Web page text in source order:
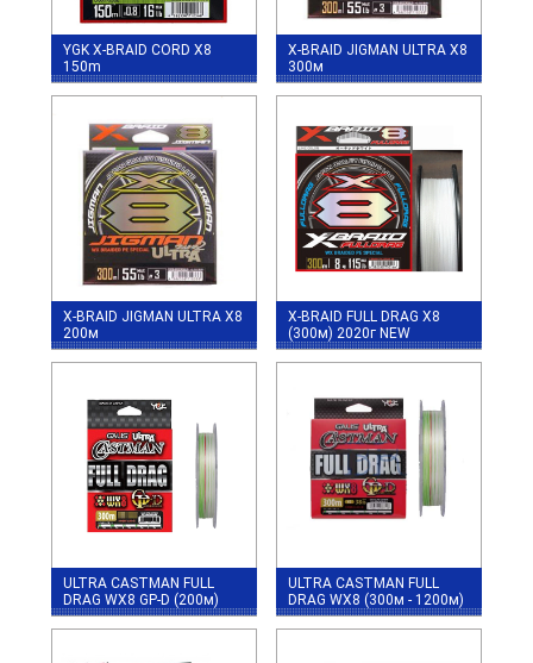
YGK X-BRAID CORD X8
150m
X-BRAID JIGMAN ULTRA X8
300м
X-BRAID JIGMAN ULTRA X8
200м
X-BRAID FULL DRAG X8
(300м) 2020г NEW
ULTRA CASTMAN FULL
DRAG WX8 GP-D (200м)
ULTRA CASTMAN FULL
DRAG WX8 (300м - 1200м)